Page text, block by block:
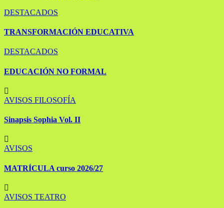
DESTACADOS
TRANSFORMACIÓN EDUCATIVA
DESTACADOS
EDUCACIÓN NO FORMAL
AVISOS FILOSOFÍA
Sinapsis Sophia Vol. II
AVISOS
MATRÍCULA curso 2026/27
AVISOS TEATRO